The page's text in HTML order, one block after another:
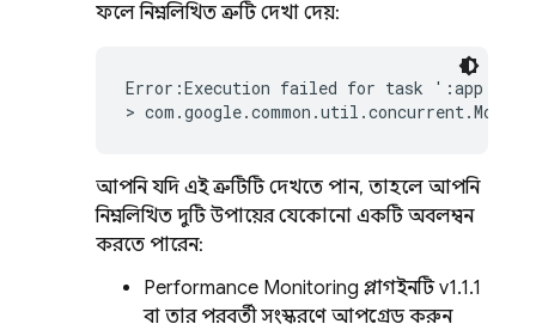
ফলে নিম্নলিখিত ত্রুটি দেখা দেয়:
Error:Execution failed for task
>
আপনি যদি এই ত্রুটিটি দেখতে পান, তাহলে আপনি
নিম্নলিখিত দুটি উপায়ের যেকোনো একটি অবলম্বন
করতে পারেন:
Performance Monitoring প্লাগইনটি v1.1.1
বা তার পরবর্তী সংস্করণে আপগ্রেড করুন